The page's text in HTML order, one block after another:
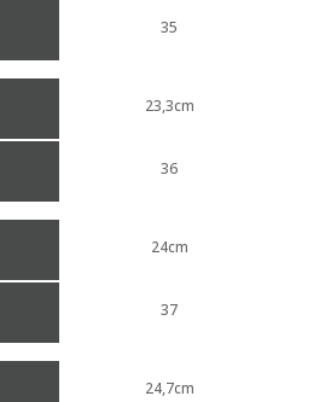
35
23,3cm
36
24cm
37
24,7cm